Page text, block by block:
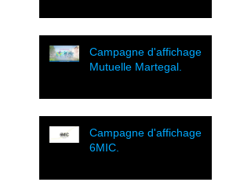
Campagne d'affichage
Mutuelle Martegal.
Campagne d'affichage
6MIC.